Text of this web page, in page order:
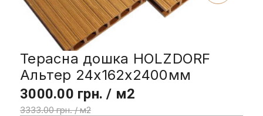
Терасна дошка HOLZDORF
Альтер 24х162х2400мм
3000.00 грн. / м2
3333.00 грн. / м2